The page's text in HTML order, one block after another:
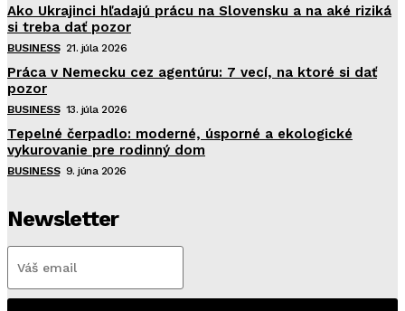
Ako Ukrajinci hľadajú prácu na Slovensku a na aké riziká
si treba dať pozor
BUSINESS 21. júla 2026
Práca v Nemecku cez agentúru: 7 vecí, na ktoré si dať
pozor
BUSINESS 13. júla 2026
Tepelné čerpadlo: moderné, úsporné a ekologické
vykurovanie pre rodinný dom
BUSINESS 9. júna 2026
Newsletter